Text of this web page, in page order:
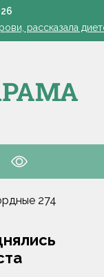
дожди,
рассказала
получили 12 детей
слизней из яичных
дожди,
274